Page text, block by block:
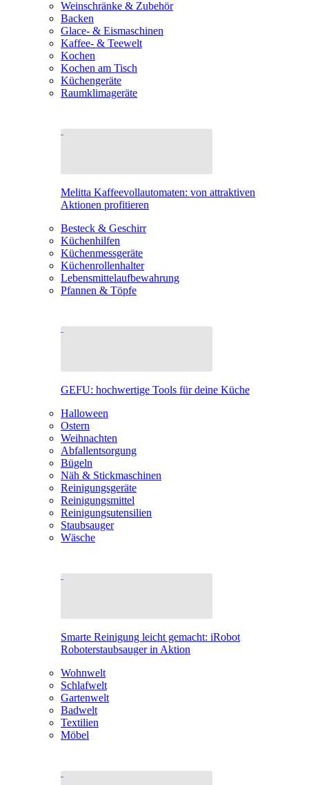
Weinschränke & Zubehör
Backen
Glace- & Eismaschinen
Kaffee- & Teewelt
Kochen
Kochen am Tisch
Küchengeräte
Raumklimageräte
Melitta Kaffeevollautomaten: von attraktiven
Aktionen profitieren
Besteck & Geschirr
Küchenhilfen
Küchenmessgeräte
Küchenrollenhalter
Lebensmittelaufbewahrung
Pfannen & Töpfe
GEFU: hochwertige Tools für deine Küche
Halloween
Ostern
Weihnachten
Abfallentsorgung
Bügeln
Näh & Stickmaschinen
Reinigungsgeräte
Reinigungsmittel
Reinigungsutensilien
Staubsauger
Wäsche
Smarte Reinigung leicht gemacht: iRobot
Roboterstaubsauger in Aktion
Wohnwelt
Schlafwelt
Gartenwelt
Badwelt
Textilien
Möbel